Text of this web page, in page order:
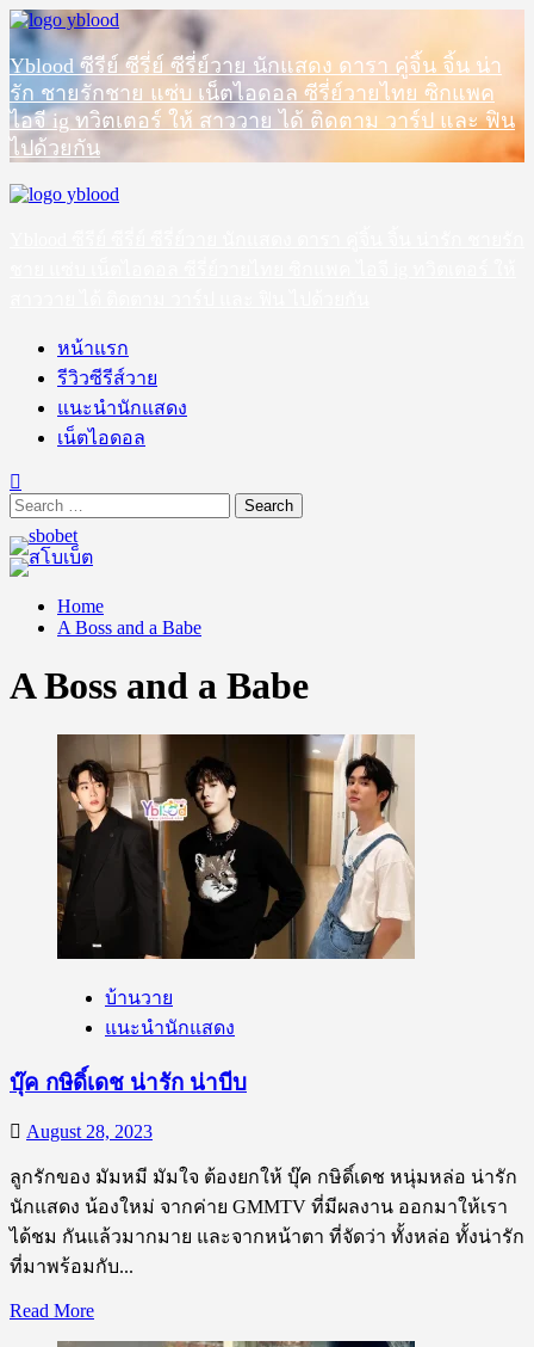
Skip
to
content
Yblood ซีรีย์ ซีรี่ย์ ซีรี่ย์วาย นักแสดง ดารา คู่จิ้น จิ้น น่า
รัก ชายรักชาย แซ่บ เน็ตไอดอล ซีรี่ย์วายไทย ซิกแพค
ไอจี ig ทวิตเตอร์ ให้ สาววาย ได้ ติดตาม วาร์ป และ ฟิน
ไปด้วยกัน
Primary
หน้าแรก
รีวิวซีรีส์วาย
แนะนำนักแสดง
เน็ตไอดอล
Search
for:
Home
A Boss and a Babe
A Boss and a Babe
บ้านวาย
แนะนำนักแสดง
บุ๊ค กษิดิ์เดช น่ารัก น่าบีบ
August 28, 2023
ลูกรักของ มัมหมี มัมใจ ต้องยกให้ บุ๊ค กษิดิ์เดช หนุ่มหล่อ น่ารัก
นักแสดง น้องใหม่ จากค่าย GMMTV ที่มีผลงาน ออกมาให้เรา
ได้ชม กันแล้วมากมาย และจากหน้าตา ที่จัดว่า ทั้งหล่อ ทั้งน่ารัก
ที่มาพร้อมกับ...
Read MoreRead